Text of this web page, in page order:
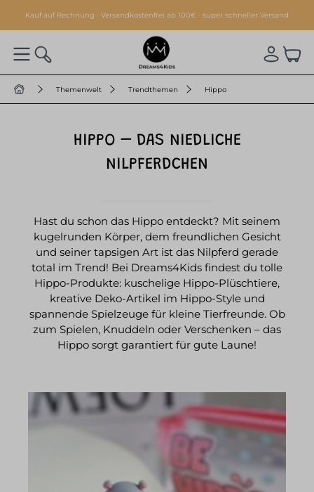
springen
Kauf auf Rechnung · Versandkostenfrei ab 100€ · super schneller Versand
Themenwelt Trendthemen Hippo
HIPPO – DAS NIEDLICHE
NILPFERDCHEN
Hast du schon das Hippo entdeckt? Mit seinem
kugelrunden Körper, dem freundlichen Gesicht
und seiner tapsigen Art ist das Nilpferd gerade
total im Trend! Bei Dreams4Kids findest du tolle
Hippo-Produkte: kuschelige Hippo-Plüschtiere,
kreative Deko-Artikel im Hippo-Style und
spannende Spielzeuge für kleine Tierfreunde. Ob
zum Spielen, Knuddeln oder Verschenken – das
Hippo sorgt garantiert für gute Laune!